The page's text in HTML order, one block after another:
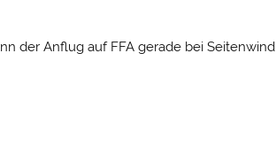
der Anflug auf FFA gerade bei Seitenwind